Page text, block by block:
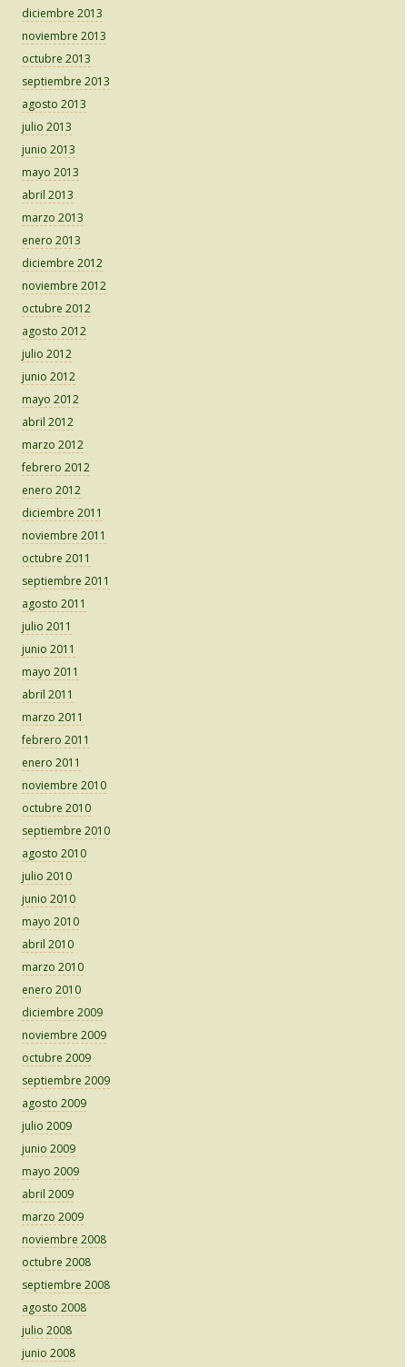
diciembre 2013
noviembre 2013
octubre 2013
septiembre 2013
agosto 2013
julio 2013
junio 2013
mayo 2013
abril 2013
marzo 2013
enero 2013
diciembre 2012
noviembre 2012
octubre 2012
agosto 2012
julio 2012
junio 2012
mayo 2012
abril 2012
marzo 2012
febrero 2012
enero 2012
diciembre 2011
noviembre 2011
octubre 2011
septiembre 2011
agosto 2011
julio 2011
junio 2011
mayo 2011
abril 2011
marzo 2011
febrero 2011
enero 2011
noviembre 2010
octubre 2010
septiembre 2010
agosto 2010
julio 2010
junio 2010
mayo 2010
abril 2010
marzo 2010
enero 2010
diciembre 2009
noviembre 2009
octubre 2009
septiembre 2009
agosto 2009
julio 2009
junio 2009
mayo 2009
abril 2009
marzo 2009
noviembre 2008
octubre 2008
septiembre 2008
agosto 2008
julio 2008
junio 2008